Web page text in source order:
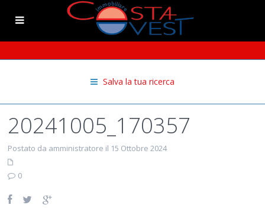
Salva la tua ricerca
20241005_170357
Postato da amministratore il 15 Ottobre 2024
0